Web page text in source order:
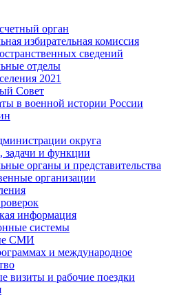
орган
избирательная комиссия
сведений
отделы
2021
Совет
в военной истории России
округа
задачи и функции
органы и представительства
организации
информация
системы
СМИ
и международное
визиты и рабочие поездки